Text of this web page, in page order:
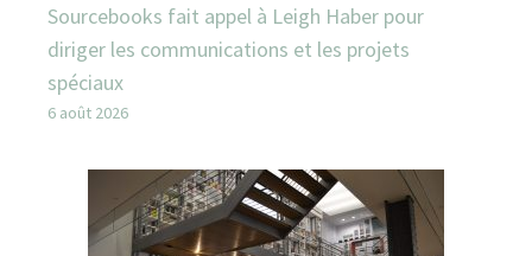
Sourcebooks fait appel à Leigh Haber pour
diriger les communications et les projets
spéciaux
6 août 2026